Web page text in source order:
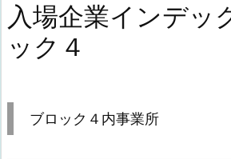
入場企業インデッ
ック４
ブロック４内事業所